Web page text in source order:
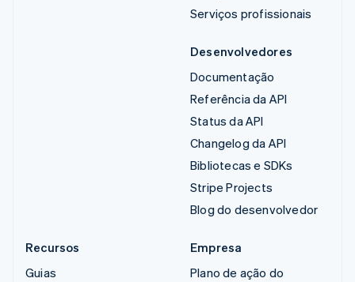
Serviços profissionais
Desenvolvedores
Documentação
Referência da API
Status da API
Changelog da API
Bibliotecas e SDKs
Stripe Projects
Blog do desenvolvedor
Recursos
Guias
Empresa
Plano de ação do